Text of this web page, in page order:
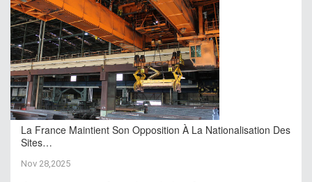
La France Maintient Son Opposition À La Nationalisation Des
Sites…
Nov 28,2025